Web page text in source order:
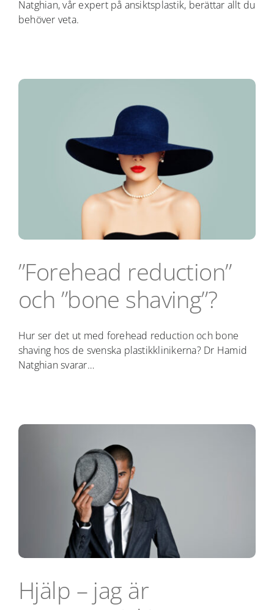
Natghian, vår expert på ansiktsplastik, berättar allt du
behöver veta.
”Forehead reduction”
och ”bone shaving”?
Hur ser det ut med forehead reduction och bone
shaving hos de svenska plastikklinikerna? Dr Hamid
Natghian svarar…
Hjälp – jag är